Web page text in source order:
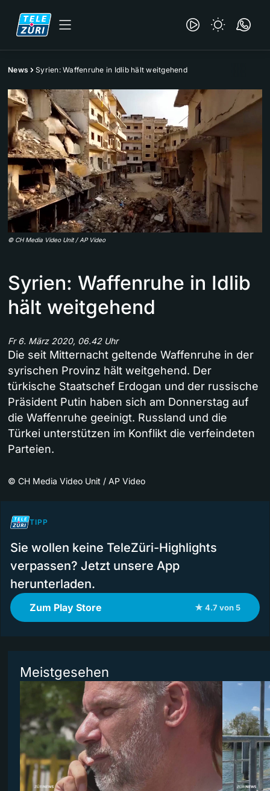
News Syrien: Waffenruhe in Idlib hält weitgehend
© CH Media Video Unit / AP Video
Syrien: Waffenruhe in Idlib
hält weitgehend
Fr 6. März 2020, 06.42 Uhr
Die seit Mitternacht geltende Waffenruhe in der
syrischen Provinz hält weitgehend. Der
türkische Staatschef Erdogan und der russische
Präsident Putin haben sich am Donnerstag auf
die Waffenruhe geeinigt. Russland und die
Türkei unterstützen im Konflikt die verfeindeten
Parteien.
© CH Media Video Unit / AP Video
TIPP
Sie wollen keine TeleZüri-Highlights
verpassen? Jetzt unsere App
herunterladen.
Zum Play Store ★ 4.7 von 5
Meistgesehen